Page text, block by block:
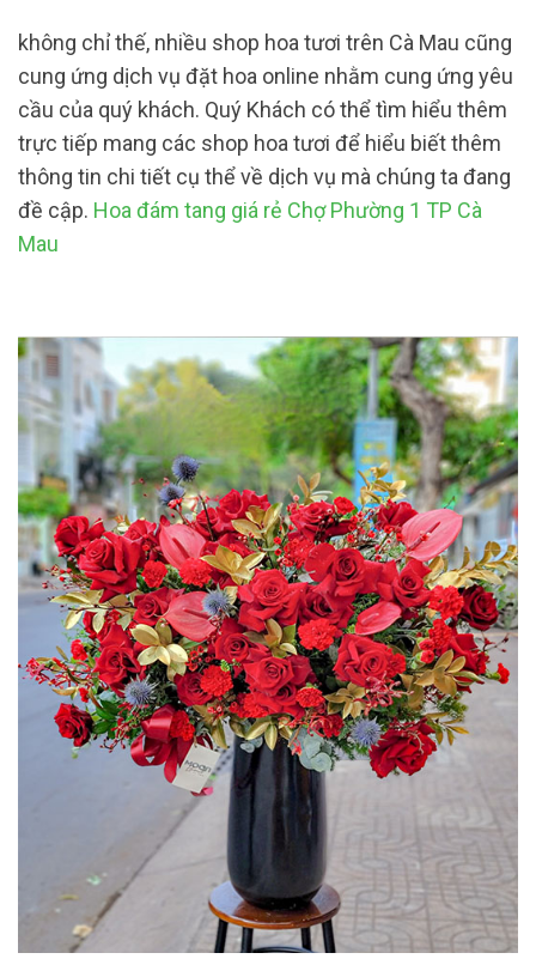
không chỉ thế, nhiều shop hoa tươi trên Cà Mau cũng
cung ứng dịch vụ đặt hoa online nhằm cung ứng yêu
cầu của quý khách. Quý Khách có thể tìm hiểu thêm
trực tiếp mang các shop hoa tươi để hiểu biết thêm
thông tin chi tiết cụ thể về dịch vụ mà chúng ta đang
đề cập. Hoa đám tang giá rẻ Chợ Phường 1 TP Cà
Mau